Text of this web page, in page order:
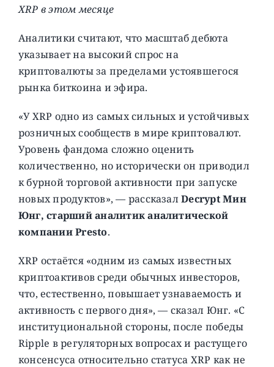
XRP в этом месяце
Аналитики считают, что масштаб дебюта
указывает на высокий спрос на
криптовалюты за пределами устоявшегося
рынка биткоина и эфира.
«У XRP одно из самых сильных и устойчивых
розничных сообществ в мире криптовалют.
Уровень фандома сложно оценить
количественно, но исторически он приводил
к бурной торговой активности при запуске
новых продуктов», — рассказалDecryptМин
Юнг, старший аналитик аналитической
компании Presto.
XRP остаётся «одним из самых известных
криптоактивов среди обычных инвесторов,
что, естественно, повышает узнаваемость и
активность с первого дня», — сказал Юнг. «С
институциональной стороны, после победы
Ripple в регуляторных вопросах и растущего
консенсуса относительно статуса XRP как не